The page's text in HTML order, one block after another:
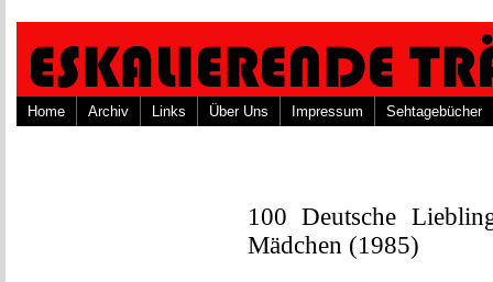
Home Archiv Links Über Uns Impressum Sehtagebücher
100 Deutsche
Mädchen (1985)